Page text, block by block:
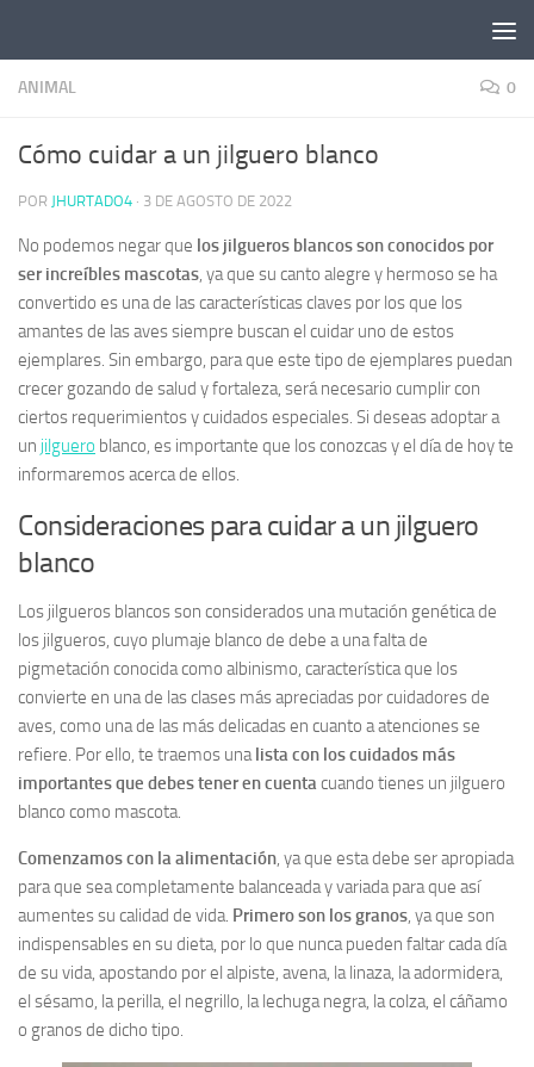
ANIMAL 0
Cómo cuidar a un jilguero blanco
POR JHURTADO4 · 3 DE AGOSTO DE 2022
No podemos negar que los jilgueros blancos son conocidos por
ser increíbles mascotas, ya que su canto alegre y hermoso se ha
convertido es una de las características claves por los que los
amantes de las aves siempre buscan el cuidar uno de estos
ejemplares. Sin embargo, para que este tipo de ejemplares puedan
crecer gozando de salud y fortaleza, será necesario cumplir con
ciertos requerimientos y cuidados especiales. Si deseas adoptar a
un jilguero blanco, es importante que los conozcas y el día de hoy te
informaremos acerca de ellos.
Consideraciones para cuidar a un jilguero
blanco
Los jilgueros blancos son considerados una mutación genética de
los jilgueros, cuyo plumaje blanco de debe a una falta de
pigmetación conocida como albinismo, característica que los
convierte en una de las clases más apreciadas por cuidadores de
aves, como una de las más delicadas en cuanto a atenciones se
refiere. Por ello, te traemos unalista con los cuidados más
importantes que debes tener en cuentacuando tienes un jilguero
blanco como mascota.
Comenzamos con la alimentación, ya que esta debe ser apropiada
para que sea completamente balanceada y variada para que así
aumentes su calidad de vida. Primero son los granos, ya que son
indispensables en su dieta, por lo que nunca pueden faltar cada día
de su vida, apostando por el alpiste, avena, la linaza, la adormidera,
el sésamo, la perilla, el negrillo, la lechuga negra, la colza, el cáñamo
o granos de dicho tipo.